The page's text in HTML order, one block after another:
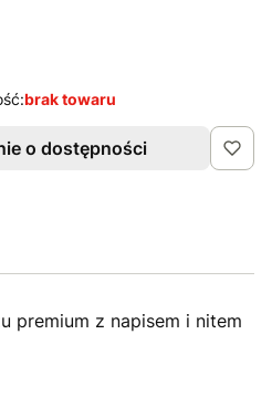
brak towaru
o dostępności
premium z napisem i nitem